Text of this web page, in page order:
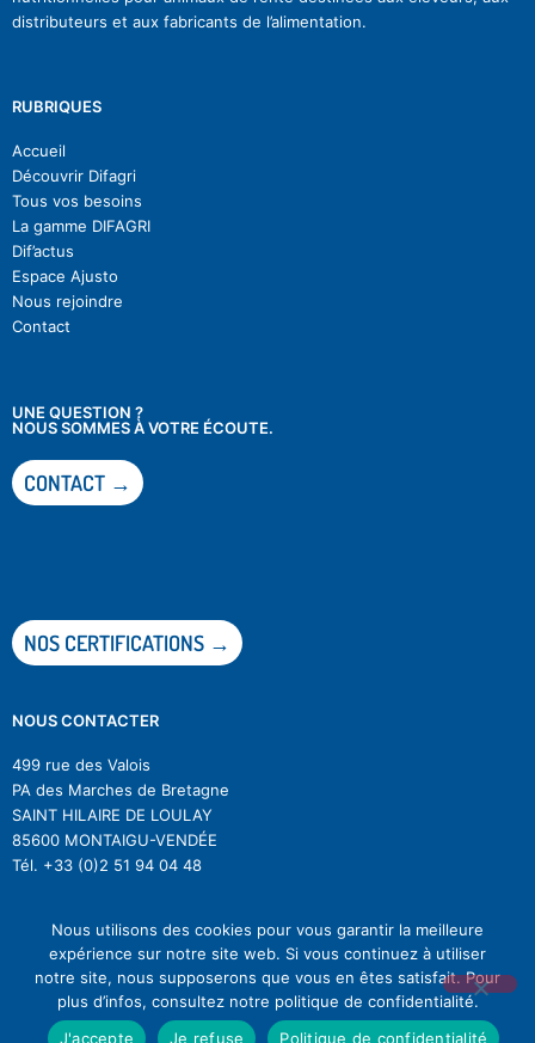
distributeurs et aux fabricants de l’alimentation.
RUBRIQUES
Accueil
Découvrir Difagri
Tous vos besoins
La gamme DIFAGRI
Dif’actus
Espace Ajusto
Nous rejoindre
Contact
UNE QUESTION ?
NOUS SOMMES À VOTRE ÉCOUTE.
CONTACT →
NOS CERTIFICATIONS →
NOUS CONTACTER
499 rue des Valois
PA des Marches de Bretagne
SAINT HILAIRE DE LOULAY
85600 MONTAIGU-VENDÉE
Tél. +33 (0)2 51 94 04 48
© Difagri |Mentions légales |RGPD|Se désinscrire à la newsletter
|Réalisation by
Comwell
Nous utilisons des cookies pour vous garantir la meilleure
expérience sur notre site web. Si vous continuez à utiliser
notre site, nous supposerons que vous en êtes satisfait. Pour
plus d’infos, consultez notre politique de confidentialité.
J'accepte
Je refuse Politique de confidentialité